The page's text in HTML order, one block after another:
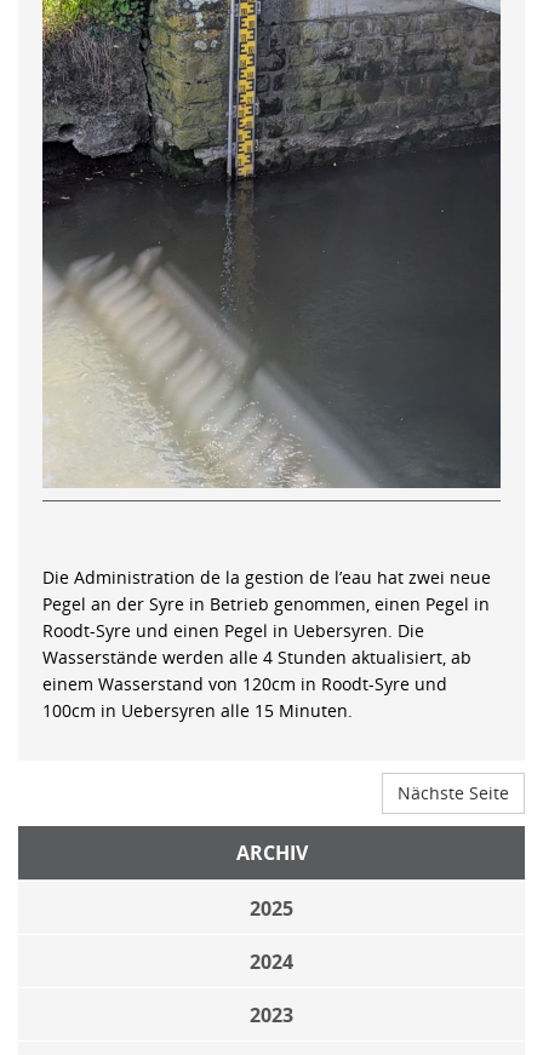
Die Administration de la gestion de l’eau hat zwei neue
Pegel an der Syre in Betrieb genommen, einen Pegel in
Roodt-Syre und einen Pegel in Uebersyren. Die
Wasserstände werden alle 4 Stunden aktualisiert, ab
einem Wasserstand von 120cm in Roodt-Syre und
100cm in Uebersyren alle 15 Minuten.
Nächste Seite
ARCHIV
2025
2024
2023